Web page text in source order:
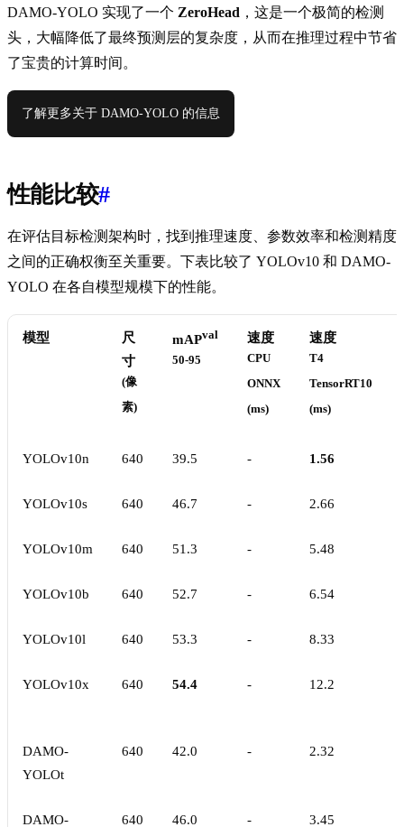
DAMO-YOLO 实现了一个 ZeroHead ，这是一个极简的检测
头，大幅降低了最终预测层的复杂度，从而在推理过程中节省
了宝贵的计算时间。
了解更多关于 DAMO-YOLO 的信息
性能比较#
在评估目标检测架构时，找到推理速度、参数效率和检测精度
之间的正确权衡至关重要。下表比较了 YOLOv10 和 DAMO-
YOLO 在各自模型规模下的性能。
模型
尺
寸
(像
素)
mAPval
50-95
速度
CPU
ONNX
(ms)
速度
T4
TensorRT10
(ms)
YOLOv10n 640 39.5 - 1.56
YOLOv10s 640 46.7 - 2.66
YOLOv10m 640 51.3 - 5.48
YOLOv10b 640 52.7 - 6.54
YOLOv10l 640 53.3 - 8.33
YOLOv10x 640 54.4 - 12.2
DAMO-
YOLOt
640 42.0 - 2.32
DAMO-
640 46.0 - 3.45